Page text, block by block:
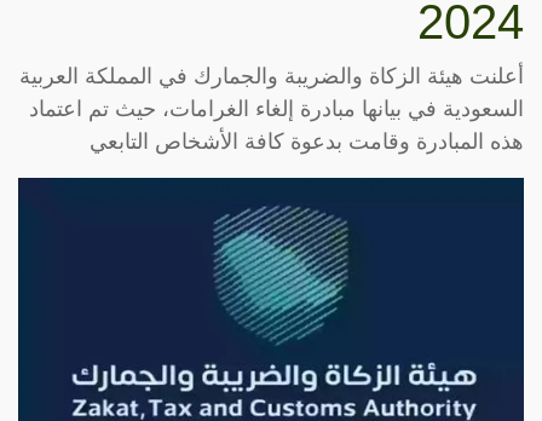
2024
أعلنت هيئة الزكاة والضريبة والجمارك في المملكة العربية
السعودية في بيانها مبادرة إلغاء الغرامات، حيث تم اعتماد
هذه المبادرة وقامت بدعوة كافة الأشخاص التابعي